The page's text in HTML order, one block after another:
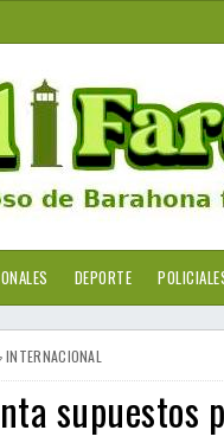
DEPORTE
INTERNACIONAL
supuestos